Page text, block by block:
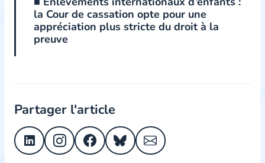
la Cour de cassation opte pour une
appréciation plus stricte du droit à la
preuve
Partager l'article